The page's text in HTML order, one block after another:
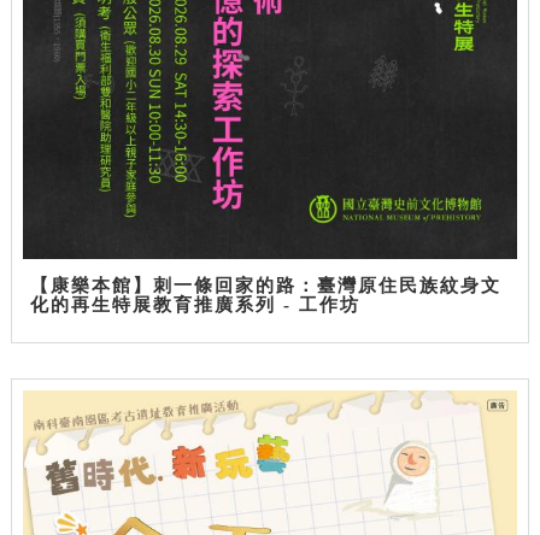
【康樂本館】刺一條回家的路：臺灣原住民族紋身文
化的再生特展教育推廣系列 - 工作坊